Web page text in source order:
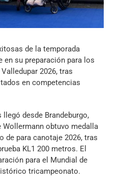
Sonoro
de la temporada
en su preparación para los
2026, tras
en competencias
desde Brandeburgo,
Wollermann obtuvo medalla
de para canotaje 2026, tras
KL1 200 metros. El
para el Mundial de
tricampeonato.